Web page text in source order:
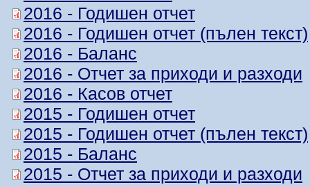
2016 - Годишен отчет
2016 - Годишен отчет (пълен текст)
2016 - Баланс
2016 - Отчет за приходи и разходи
2016 - Касов отчет
2015 - Годишен отчет
2015 - Годишен отчет (пълен текст)
2015 - Баланс
2015 - Отчет за приходи и разходи